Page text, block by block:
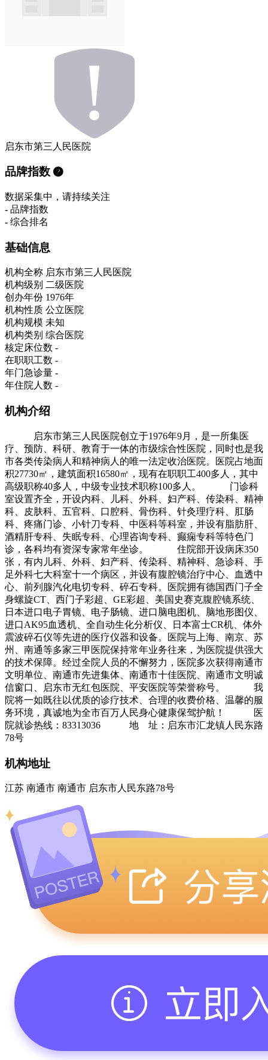
启东市第三人民医院
品牌指数
数据采集中，请持续关注
- 品牌指数
- 综合排名
基础信息
机构全称 启东市第三人民医院
机构级别 二级医院
创办年份 1976年
机构性质 公立医院
机构规模 未知
机构类别 综合医院
核定床位数 -
在职职工数 -
年门急诊量 -
年住院人数 -
机构介绍
启东市第三人民医院创立于1976年9月，是一所集医
疗、预防、科研、教育于一体的市级综合性医院，同时也是我
市各类传染病人和精神病人的唯一法定收治医院。医院占地面
积27730㎡，建筑面积16580㎡，现有在职职工400多人，其中
高级职称40多人，中级专业技术职称100多人。 门诊科
室设置齐全，开设内科、儿科、外科、妇产科、传染科、精神
科、皮肤科、五官科、口腔科、骨伤科、针灸理疗科、肛肠
科、疼痛门诊、小针刀专科、中医科等科室，并设有脂肪肝、
酒精肝专科、失眠专科、心理咨询专科、癫痫专科等特色门
诊，各科均有资深专家常年坐诊。 住院部开设病床350
张，有内儿科、外科、妇产科、传染科、精神科、急诊科、手
足外科七大科室十一个病区，并设有腹腔镜治疗中心、血透中
心、前列腺汽化电切专科、碎石专科。医院拥有德国西门子全
身螺旋CT、西门子彩超、GE彩超、美国史赛克腹腔镜系统、
日本进口电子胃镜、电子肠镜、进口脑电图机、脑地形图仪、
进口AK95血透机、全自动生化分析仪、日本富士CR机、体外
震波碎石仪等先进的医疗仪器和设备。医院与上海、南京、苏
州、南通等多家三甲医院保持常年业务往来，为医院提供强大
的技术保障。经过全院人员的不懈努力，医院多次获得南通市
文明单位、南通市先进集体、南通市十佳医院、南通市文明诚
信窗口、启东市无红包医院、平安医院等荣誉称号。 我
院将一如既往以优质的诊疗技术、合理的收费价格、温馨的服
务环境，真诚地为全市百万人民身心健康保驾护航！ 医
院就诊热线：83313036 地 址：启东市汇龙镇人民东路
78号
机构地址
江苏 南通市 南通市 启东市人民东路78号